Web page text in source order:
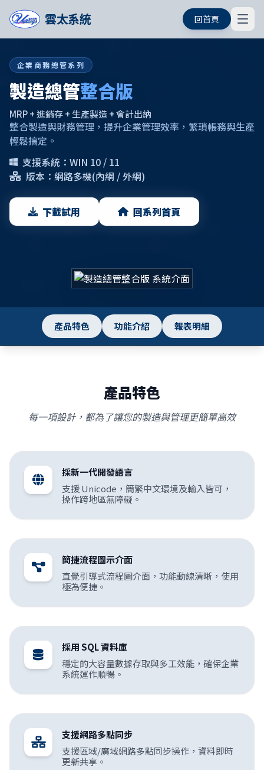
雲太系統 回首頁
企業商務總管系列
製造總管整合版
MRP + 進銷存 + 生產製造 + 會計出納
整合製造與財務管理，提升企業管理效率，繁瑣帳務與生產
輕鬆搞定。
支援系統：WIN 10 / 11
版本：網路多機(內網 / 外網)
下載試用 回系列首頁
產品特色 功能介紹 報表明細
產品特色
每一項設計，都為了讓您的製造與管理更簡單高效
採新一代開發語言
支援 Unicode，簡繁中文環境及輸入皆可，
操作跨地區無障礙。
簡捷流程圖示介面
直覺引導式流程圖介面，功能動線清晰，使用
極為便捷。
採用 SQL 資料庫
穩定的大容量數據存取與多工效能，確保企業
系統運作順暢。
支援網路多點同步
支援區域/廣域網路多點同步操作，資料即時
更新共享。